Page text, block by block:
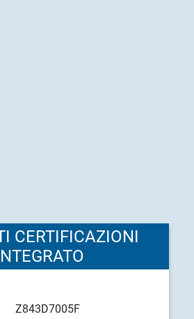
CERTIFICAZIONI
Z843D7005F